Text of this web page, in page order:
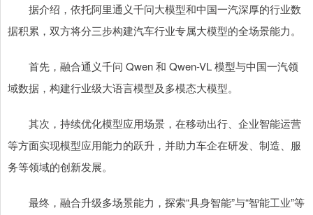
据介绍，依托阿里通义千问大模型和中国一汽深厚的行业数
据积累，双方将分三步构建汽车行业专属大模型的全场景能力。
首先，融合通义千问 Qwen 和 Qwen-VL 模型与中国一汽领
域数据，构建行业级大语言模型及多模态大模型。
其次，持续优化模型应用场景，在移动出行、企业智能运营
等方面实现模型应用能力的跃升，并助力车企在研发、制造、服
务等领域的创新发展。
最终，融合升级多场景能力，探索“具身智能”与“智能工业”等